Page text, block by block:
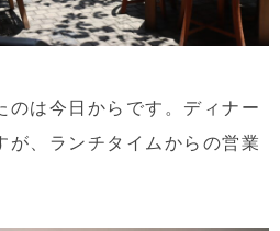
のは今日からです。ディナー
が、ランチタイムからの営業